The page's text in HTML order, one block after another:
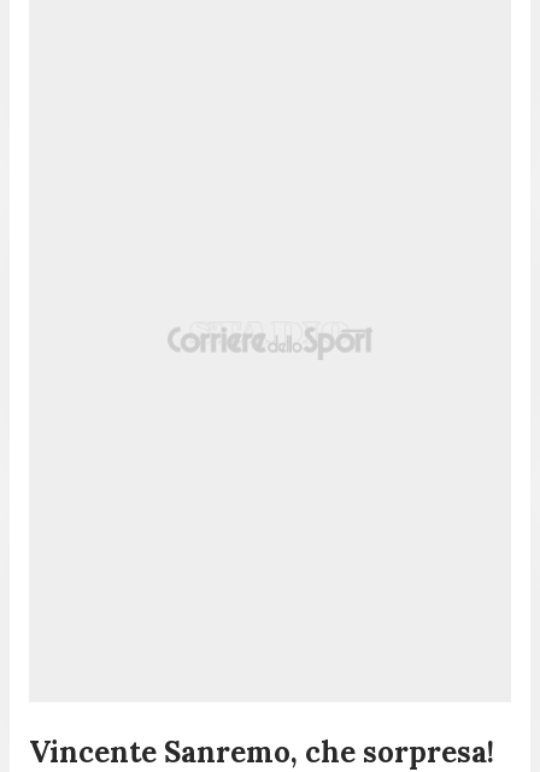
Vincente Sanremo, che sorpresa!